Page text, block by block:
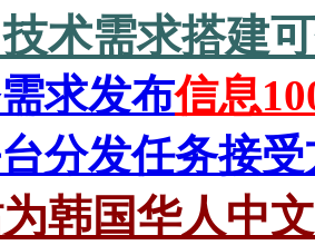
术需求搭建
求发布信息
分发任务接
韩国华人中